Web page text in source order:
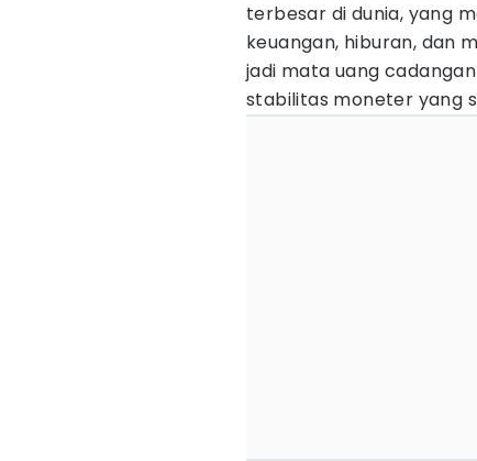
terbesar di dunia, yang
keuangan, hiburan, dan
jadi mata uang
stabilitas moneter yang